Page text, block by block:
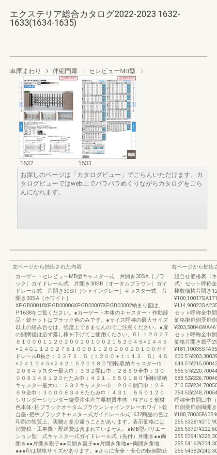
エクステリア総合カタログ2022-2023 1632-
1633(1634-1635)
車庫まわり 伸縮門扉 セレビューMB型
1632
1633
お探しのページは「カタログビュー」でごらんいただけます。カ
タログビューではweb上でパラパラめくりながらカタログをごら
んになれます。
左ページから抽出された内容
カーゲートセレビューMB型キャスター式 片開き30SA［ブラ
ック］ガイドレール式 片開き30SR［オータムブラウン］ガイ
ドレール式 片開き30SR［シャイングレー］キャスター式 片
開き30SA［ホワイト］
XPGB00018XPGB00006XPGB00007XPGB00002納まり図は、
P.1638をご覧ください。●カーゲート本体のキャスター・作動部
品・錠セットはブラック色のみです。●サイズ呼称の最大サイズ
以上の組み合せは、強度上できませんのでご注意ください。●扉
の開閉後は必ず落し棒を下げてご使用ください。G.L.１２０２７
８１０００１１２０２００２０１００２１５２０４５×２４４５
×２４G.L.１２０２７８１０００１１２０２００２０１００ガイ
ドレールB長さ：２３７３．５（１２６０＋１１１３．５）４５
×２４１０４５×２４２１５２０１８０°回転収納キャスター巾：
２０６キャスター最大巾：３３２開口巾：２８６９全巾：３０
００８３４８１２０たたみ巾：４３１．５５０１８０°回転収納
キャスター最大巾：３３２キャスター巾：２０６開口巾：２８
６９全巾：３０００８３４８たたみ巾：４３１．５５０１２０
シリンダーシリンダー錠受注生産主要材質本体・柱アルミ形材
色本体･柱ブラックオータムブラウンシャイングレーホワイト錠
台座･把手ブラックキャスター式ガイドレール式1632商品の色は
印刷の性質上、実物と多少違うことがあります。表示価格には
消費税・工事費・配送費は含まれていません。●MB型バリエー
ション型 式キャスター式ガイドレール式（先付）片開き●●両
開き●●片開き親子●●両開き親子●●片開き角地●−両開き角地
●●●印は規格サイズがあります。●さらに安全・安心の転倒防止
右ページから抽出
組合せ価格表〈
式〉セット呼称
棒数価格片開き
セット呼称全巾
価格掛扉側受扉
セット呼称全巾
価格片開き親子
呼称全巾開口巾
扉側受扉側両開